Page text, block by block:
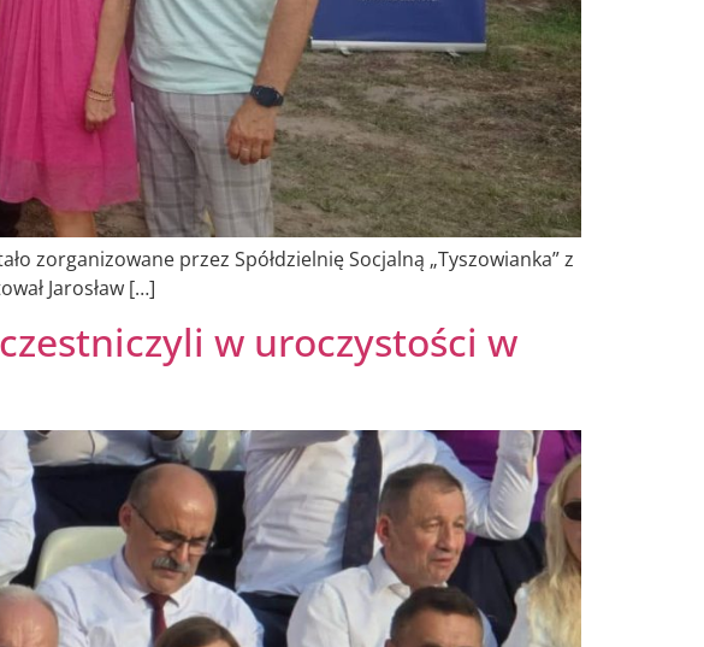
zorganizowane przez Spółdzielnię Socjalną „Tyszowianka” z
Jarosław […]
w uroczystości w